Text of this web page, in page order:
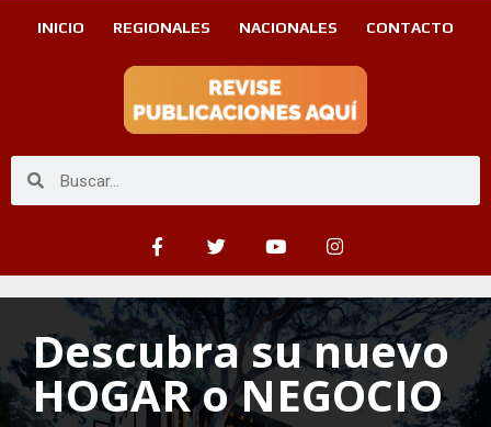
INICIO REGIONALES NACIONALES CONTACTO
Descubra su nuevo
HOGAR o NEGOCIO